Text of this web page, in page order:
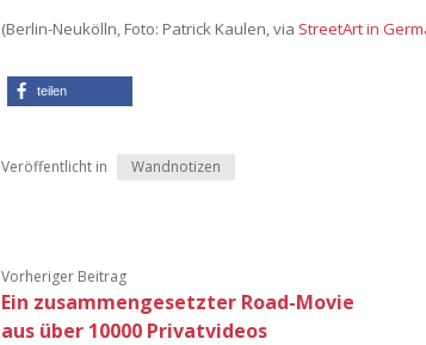
(Berlin-Neukölln, Foto: Patrick Kaulen, via StreetArt in
teilen
Veröffentlicht in Wandnotizen
Vorheriger Beitrag
Ein zusammengesetzter Road-Movie
aus über 10000 Privatvideos